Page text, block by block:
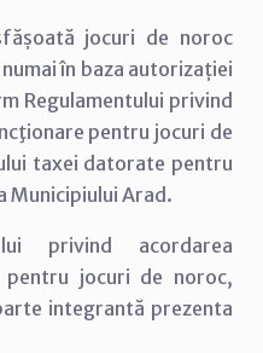
jocuri de noroc
în baza autorizației
Regulamentului privind
pentru jocuri de
taxei datorate pentru
Municipiului Arad.
privind acordarea
jocuri de noroc,
integrantă prezenta